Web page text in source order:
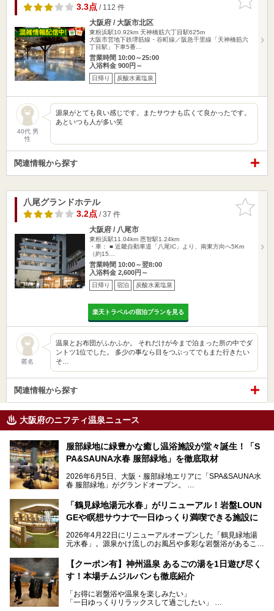
りに追加
3.3点/ 112 件
大阪府 / 大阪市北区
東粉浜駅10.92km 天神橋筋六丁目駅625m
大阪市営地下鉄堺筋線・谷町線／阪急千里線「天神橋筋六
丁目駅」下車5番…
営業時間 10:00～25:00
入浴料金 900円～
日帰り 炭酸水素塩泉
40代 男
性
源泉がとても良い感じです。またサウナも広くて良かったです。
あといつも人が多い笑
関連情報から探す
お気に入
りに追加
八尾グランドホテル
3.2点/ 37 件
大阪府 / 八尾市
東粉浜駅11.04km 恩智駅1.24km
・車： ■ 近畿自動車道「八尾IC」より、南東方向へ5Km
（約15…
営業時間 10:00～翌8:00
入浴料金 2,600円～
日帰り 宿泊 炭酸水素塩泉
楽天トラベルの宿泊プランを見る
匿名
温泉とお布団がふかふか。 それだけが今まで泊まった所の中でダ
ントツ1位でした。 多少の事なら目をつぶってでもまた行きたい
そ…
関連情報から探す
大阪府のニフティ温泉ニュース
服部緑地に緑豊かな癒し温浴施設が堂々誕生！「S
PA&SAUNA水春 服部緑地」を徹底取材
2026年6月5日、大阪・服部緑地エリアに「SPA&SAUNA水
春 服部緑地」がグランドオープン。
当初の計画から約5年の時を経て誕生した本施設は、温泉・
サウナ・岩盤浴・フィットネス・ラウンジ・レストランなど
を融合した、これまでの“水春”のイメージをさらに進化させ
今回はオープン前の内覧会に参加し、館内のこだわりポイン
サウナー注目の3種のサウナや160cmの深水風呂、没入感の
高い岩盤浴エリア、日本最大の台数を誇る最新AIフィットネ
スマシンなど、見どころ満載の館内を詳しくご紹介します。
「鶴見緑地湯元水春」がリニューアル！岩盤LOUN
GEや瞑想サウナで一日ゆっくり満喫できる施設に
2026年4月22日にリニューアルオープンした「鶴見緑地湯
元水春」。源泉かけ流しのお風呂や多彩な岩盤浴があること
に“一日中くつろげる場所”としてパワーアップしています。
今回のリニューアルでは、新たに登場した瞑想サウナをはじ
見どころが盛りだくさん。日常の疲れを癒やしたい方はもち
ろん、休日にゆったり過ごしたい方にもぴったりの内容とな
【クーポン有】神州温泉 あるごの湯を1日遊び尽く
す！本場チムジルバンも徹底紹介
「お得に岩盤浴や温泉を楽しみたい」
「一日ゆっくりリラックスして過ごしたい」